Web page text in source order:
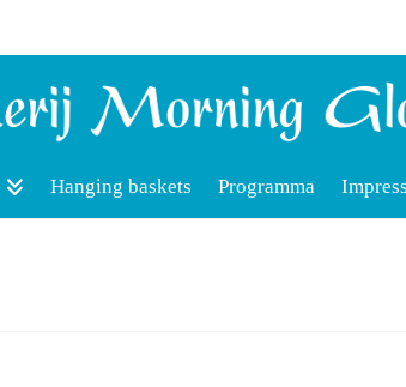
Hanging baskets Programma